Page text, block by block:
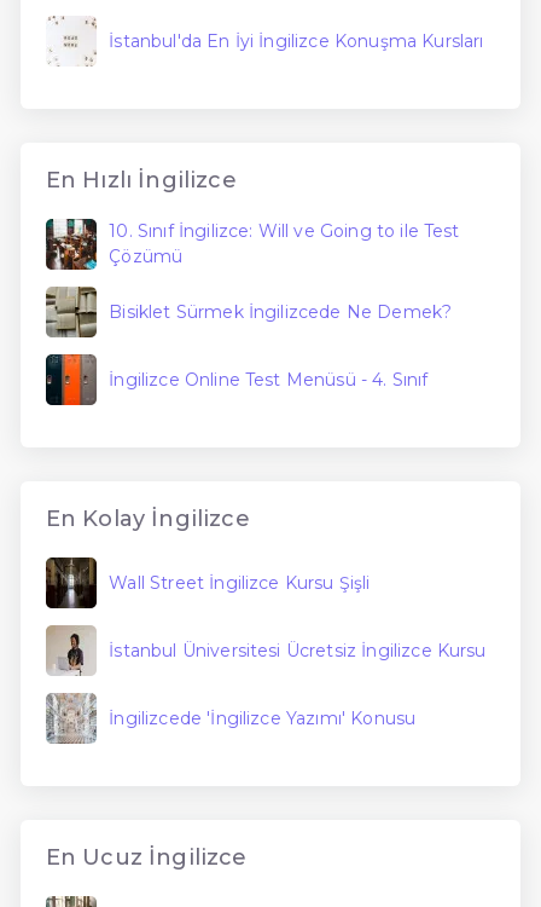
İstanbul'da En İyi İngilizce Konuşma Kursları
En Hızlı İngilizce
10. Sınıf İngilizce: Will ve Going to ile Test
Çözümü
Bisiklet Sürmek İngilizcede Ne Demek?
İngilizce Online Test Menüsü - 4. Sınıf
En Kolay İngilizce
Wall Street İngilizce Kursu Şişli
İstanbul Üniversitesi Ücretsiz İngilizce Kursu
İngilizcede 'İngilizce Yazımı' Konusu
En Ucuz İngilizce